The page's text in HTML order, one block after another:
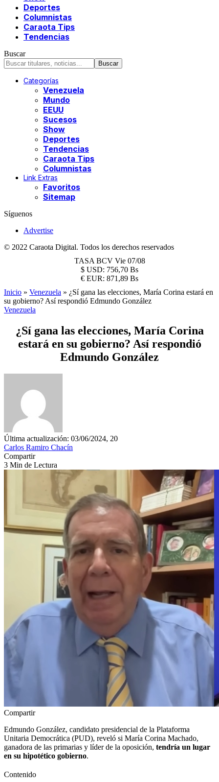
Deportes
Columnistas
Caraota Tips
Tendencias
Buscar
Categorías
Venezuela
Mundo
EEUU
Sucesos
Show
Deportes
Tendencias
Caraota Tips
Columnistas
Link Extras
Favoritos
Sitemap
Síguenos
Advertise
© 2022 Caraota Digital. Todos los derechos reservados
TASA BCV Vie 07/08
$ USD: 756,70 Bs
€ EUR: 871,89 Bs
Inicio » Venezuela » ¿Sí gana las elecciones, María Corina estará en
su gobierno? Así respondió Edmundo González
Venezuela
¿Sí gana las elecciones, María Corina
estará en su gobierno? Así respondió
Edmundo González
Última actualización: 03/06/2024, 20
Carlos Ramiro Chacín
Compartir
3 Min de Lectura
Compartir
Edmundo González, candidato presidencial de la Plataforma
Unitaria Democrática (PUD), reveló si María Corina Machado,
ganadora de las primarias y líder de la oposición, tendría un lugar
en su hipotético gobierno.
Contenido